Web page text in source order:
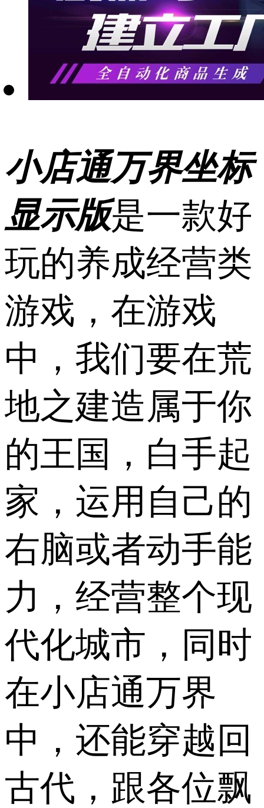
小店通万界坐标
显示版是一款好
玩的养成经营类
游戏，在游戏
中，我们要在荒
地之建造属于你
的王国，白手起
家，运用自己的
右脑或者动手能
力，经营整个现
代化城市，同时
在小店通万界
中，还能穿越回
古代，跟各位飘